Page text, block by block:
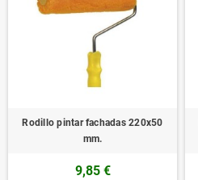
Rodillo pintar fachadas 220x50
mm.
9,85 €